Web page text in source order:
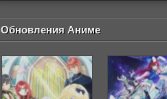
Обновления Аниме